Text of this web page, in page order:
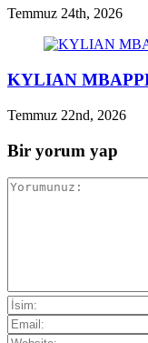
Temmuz 24th, 2026
KYLIAN
Temmuz 22nd, 2026
Bir yorum yap